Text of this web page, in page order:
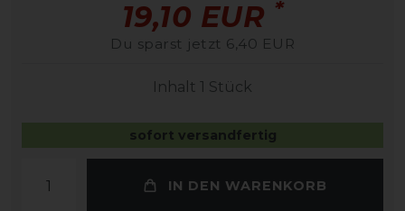
19,10 EUR *
Du sparst jetzt 6,40 EUR
Inhalt 1 Stück
sofort versandfertig
IN DEN WARENKORB